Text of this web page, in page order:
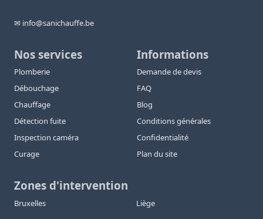
✉ info@sanichauffe.be
Nos services
Plomberie
Débouchage
Chauffage
Détection fuite
Inspection caméra
Curage
Informations
Demande de devis
FAQ
Blog
Conditions générales
Confidentialité
Plan du site
Zones d'intervention
Bruxelles
Liège